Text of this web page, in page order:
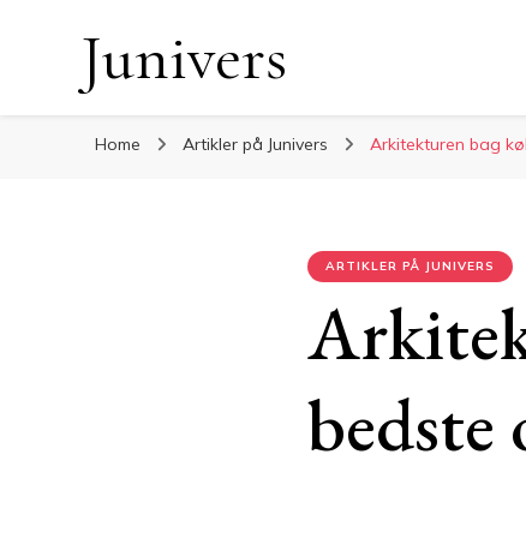
Junivers
Home Artikler på Junivers Arkitekturen bag
ARTIKLER PÅ JUNIVERS